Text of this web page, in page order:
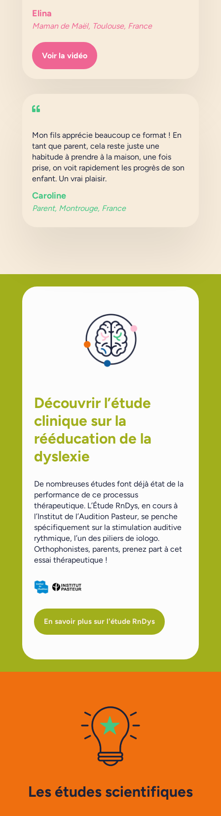
Elina
Maman de Maël, Toulouse, France
Voir la vidéo

Mon fils apprécie beaucoup ce format ! En
tant que parent, cela reste juste une
habitude à prendre à la maison, une fois
prise, on voit rapidement les progrès de son
enfant. Un vrai plaisir.
Caroline
Parent, Montrouge, France
Découvrir l’étude
clinique sur la
rééducation de la
dyslexie
De nombreuses études font déjà état de la
performance de ce processus
thérapeutique. L’Étude RnDys, en cours à
l’Institut de l’Audition Pasteur, se penche
spécifiquement sur la stimulation auditive
rythmique, l’un des piliers de iologo.
Orthophonistes, parents, prenez part à cet
essai thérapeutique !
En savoir plus sur l'étude RnDys
Les études scientifiques